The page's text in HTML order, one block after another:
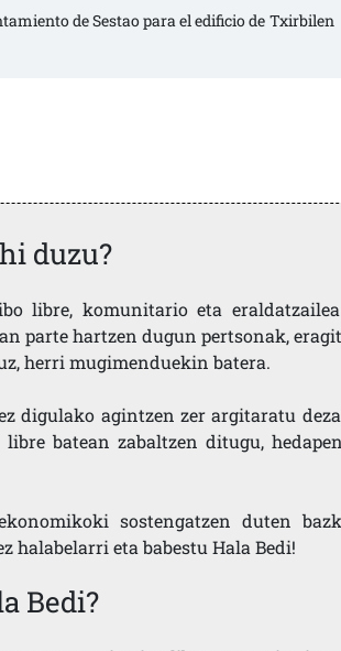
de Sestao para el edificio de Txirbilen
duzu?
libre, komunitario eta
parte hartzen dugun pertsonak,
herri mugimenduekin batera.
digulako agintzen zer argitaratu
batean zabaltzen ditugu,
sostengatzen duten
halabelarri eta babestu Hala Bedi!
Bedi?